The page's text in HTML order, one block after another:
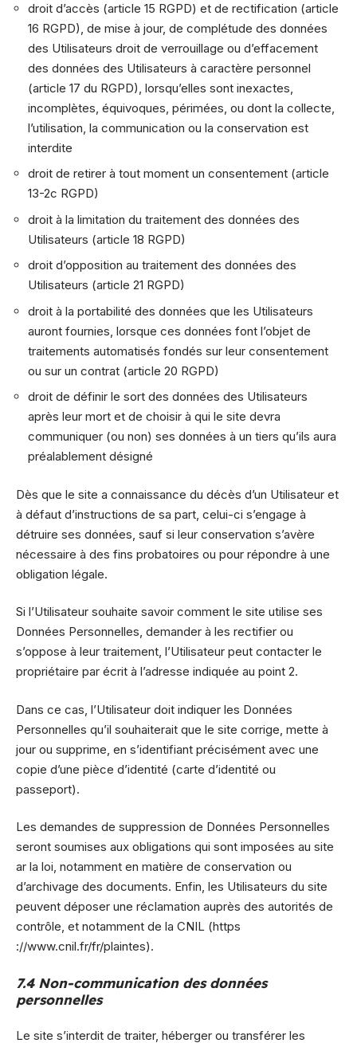
droit d’accès (article 15 RGPD) et de rectification (article
16 RGPD), de mise à jour, de complétude des données
des Utilisateurs droit de verrouillage ou d’effacement
des données des Utilisateurs à caractère personnel
(article 17 du RGPD), lorsqu’elles sont inexactes,
incomplètes, équivoques, périmées, ou dont la collecte,
l’utilisation, la communication ou la conservation est
interdite
droit de retirer à tout moment un consentement (article
13-2c RGPD)
droit à la limitation du traitement des données des
Utilisateurs (article 18 RGPD)
droit d’opposition au traitement des données des
Utilisateurs (article 21 RGPD)
droit à la portabilité des données que les Utilisateurs
auront fournies, lorsque ces données font l’objet de
traitements automatisés fondés sur leur consentement
ou sur un contrat (article 20 RGPD)
droit de définir le sort des données des Utilisateurs
après leur mort et de choisir à qui le site devra
communiquer (ou non) ses données à un tiers qu’ils aura
préalablement désigné
Dès que le site a connaissance du décès d’un Utilisateur et
à défaut d’instructions de sa part, celui-ci s’engage à
détruire ses données, sauf si leur conservation s’avère
nécessaire à des fins probatoires ou pour répondre à une
obligation légale.
Si l’Utilisateur souhaite savoir comment le site utilise ses
Données Personnelles, demander à les rectifier ou
s’oppose à leur traitement, l’Utilisateur peut contacter le
propriétaire par écrit à l’adresse indiquée au point 2.
Dans ce cas, l’Utilisateur doit indiquer les Données
Personnelles qu’il souhaiterait que le site corrige, mette à
jour ou supprime, en s’identifiant précisément avec une
copie d’une pièce d’identité (carte d’identité ou
passeport).
Les demandes de suppression de Données Personnelles
seront soumises aux obligations qui sont imposées au site
ar la loi, notamment en matière de conservation ou
d’archivage des documents. Enfin, les Utilisateurs du site
peuvent déposer une réclamation auprès des autorités de
contrôle, et notamment de la CNIL (https
://www.cnil.fr/fr/plaintes).
7.4 Non-communication des données
personnelles
Le site s’interdit de traiter, héberger ou transférer les